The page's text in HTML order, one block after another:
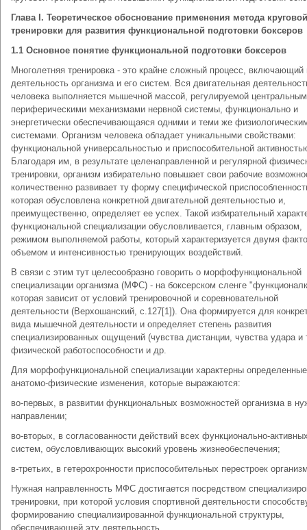
Глава I. Теоретическое обоснование применения метода круговой
тренировки для развития функциональной подготовки боксеров
1.1 Основное понятие функциональной подготовки боксеров
Многолетняя тренировка - это крайне сложный процесс, включающий
деятельность организма и его систем. Вся двигательная
человека выполняется мышечной массой, регулируемой
периферическими механизмами нервной системы, функционально и
энергетически обеспечивающаяся одними и теми же
системами. Организм человека обладает уникальными свойствами:
функциональной универсальностью и приспособительной
Благодаря им, в результате целенаправленной и регулярной
тренировки, организм избирательно повышает свои рабочие
количественно развивает ту форму специфической
которая обусловлена конкретной двигательной деятельностью и,
преимущественно, определяет ее успех. Такой избирательный
функциональной специализации обусловливается, главным образом,
режимом выполняемой работы, который характеризуется двумя
объемом и интенсивностью тренирующих воздействий.
В связи с этим тут целесообразно говорить о морфофункциональной
специализации организма (МФС) - на боксерском сленге
которая зависит от условий тренировочной и соревновательной
деятельности (Верхошанский, с.127[1]). Она формируется для
вида мышечной деятельности и определяет степень развития
специализированных ощущений (чувства дистанции, чувства удара и
физической работоспособности и др.
Для морфофункциональной специализации характерны определенные
анатомо-физические изменения, которые выражаются:
во-первых, в развитии функциональных возможностей организма в
направлении;
во-вторых, в согласованности действий всех функционально-
систем, обусловливающих высокий уровень жизнеобеспечения;
в-третьих, в гетерохронности приспособительных перестроек
Нужная направленность МФС достигается посредством
тренировки, при которой условия спортивной деятельности
формированию специализированной функциональной структуры,
обеспечивающей эту деятельность.